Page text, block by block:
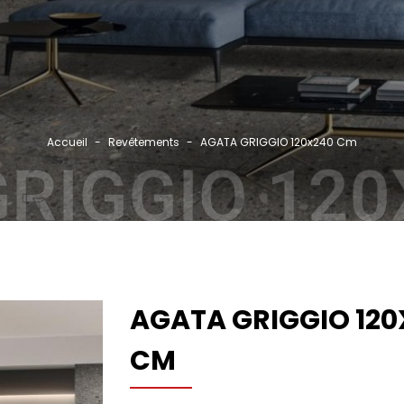
Accueil Revêtements AGATA GRIGGIO 120x240 Cm
AGATA GRIGGIO
CM